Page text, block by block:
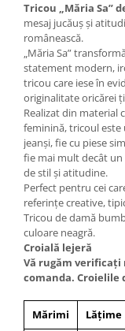
Tricou „Măria Sa”
mesaj jucăuș și
românească.
„Măria Sa”
statement modern,
tricou care iese în
originalitate oricărei
Realizat din material
feminină, tricoul este
jeanși, fie cu piese
fie mai mult decât
de stil și atitudine.
Perfect pentru cei
referințe creative,
Tricou de damă
culoare neagră.
Croială lejeră
Vă rugăm
comanda. Croielile
Mărimi Lățime